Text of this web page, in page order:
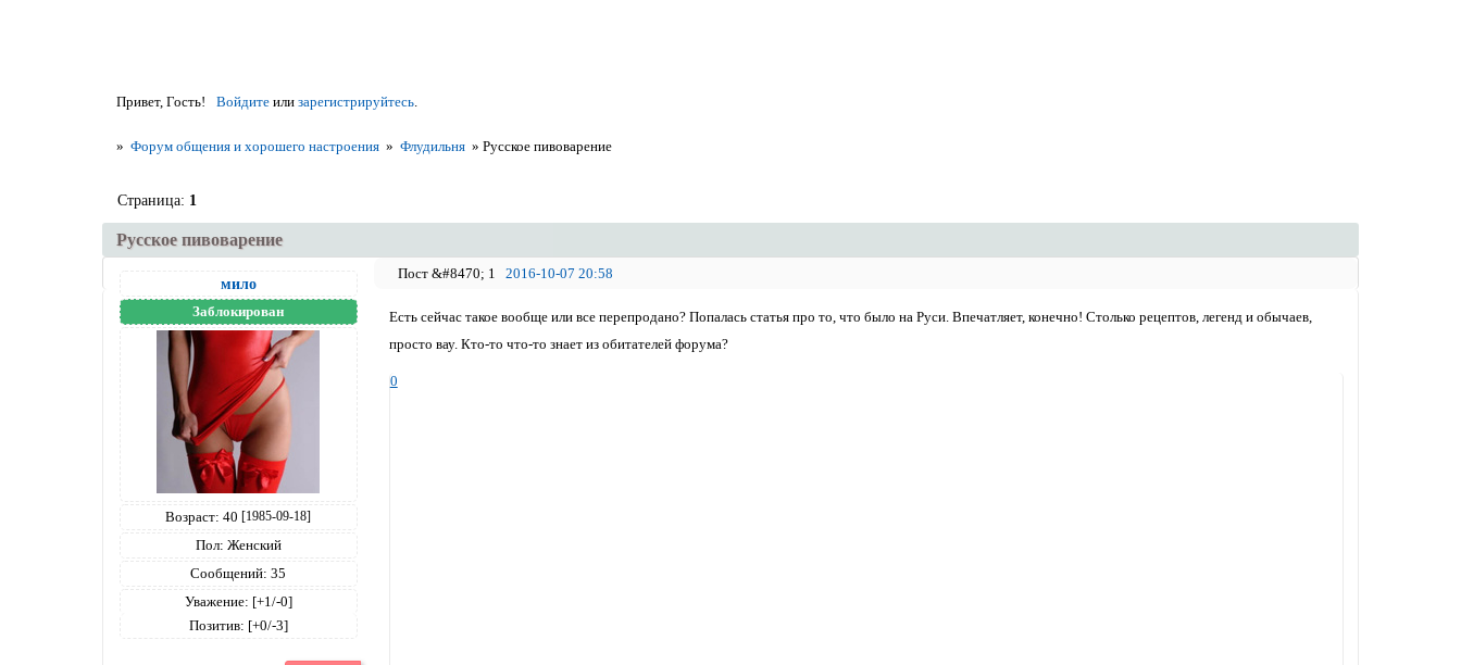
Привет, Гость! Войдитеили зарегистрируйтесь.
» Форум общения и хорошего настроения » Флудильня »Русское пивоварение
Русское пивоварение
Страница: 1
1 2016-10-07 20:58
мило
Заблокирован
Возраст: 40 [1985-09-18]
Пол: Женский
Сообщений: 35
Уважение: [+1/-0]
Позитив: [+0/-3]
Есть сейчас такое вообще или все перепродано? Попалась статья про то, что было на Руси. Впечатляет, конечно! Столько рецептов, легенд и обычаев,
просто вау. Кто-то что-то знает из обитателей форума?
0